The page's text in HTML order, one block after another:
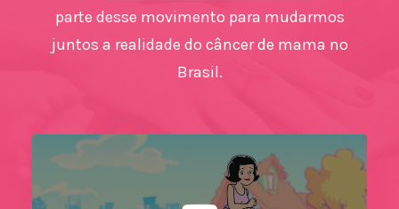
parte desse movimento para mudarmos
juntos a realidade do câncer de mama no
Brasil.